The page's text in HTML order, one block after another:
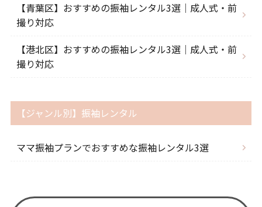
【青葉区】おすすめの振袖レンタル3選｜成人式・前
撮り対応
【港北区】おすすめの振袖レンタル3選｜成人式・前
撮り対応
【ジャンル別】振袖レンタル
ママ振袖プランでおすすめな振袖レンタル3選